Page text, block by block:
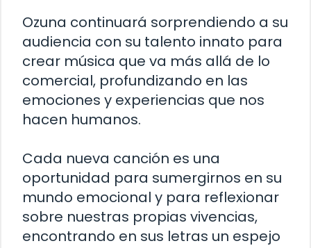
Ozuna continuará sorprendiendo a su
audiencia con su talento innato para
crear música que va más allá de lo
comercial, profundizando en las
emociones y experiencias que nos
hacen humanos.
Cada nueva canción es una
oportunidad para sumergirnos en su
mundo emocional y para reflexionar
sobre nuestras propias vivencias,
encontrando en sus letras un espejo